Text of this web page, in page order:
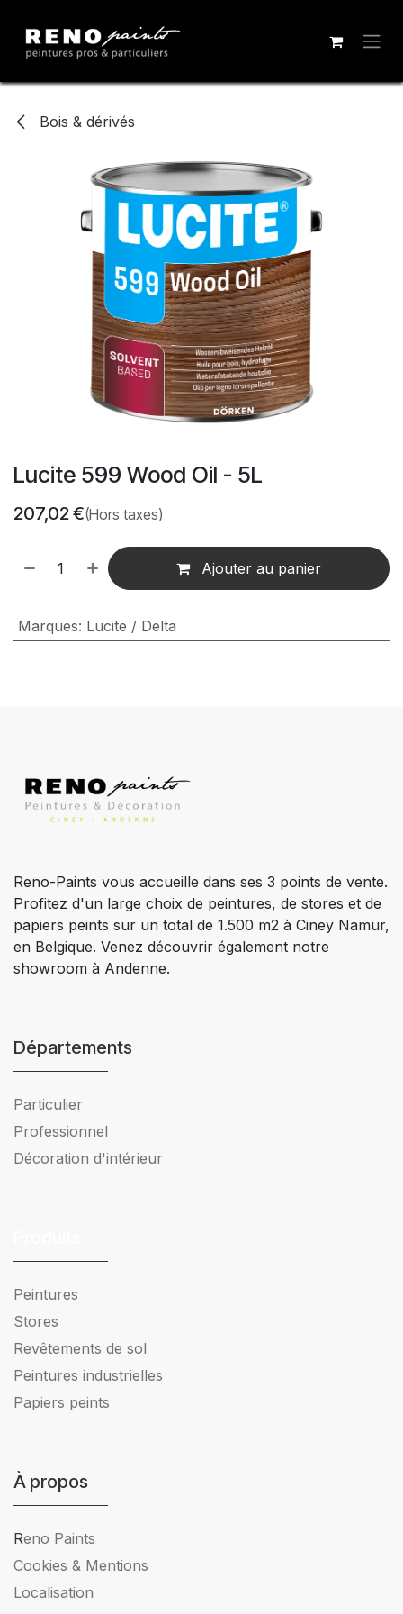
Bois & dérivés
Lucite 599 Wood Oil - 5L
207,02€(Hors taxes)
Ajouter au panier
Marques: Lucite / Delta
Reno-Paints vous accueille dans ses 3 points de vente.
Profitez d'un large choix de peintures, de stores et de
papiers peints sur un total de 1.500 m2 à Ciney Namur,
en Belgique. Venez découvrir également notre
showroom à Andenne.
Départements
Particulier
Professionnel
Décoration d'intérieur
Peintures
Stores
Revêtements de sol
Peintures industrielles
Papiers peints
À propos
Reno Paints
Cookies & Mentions
Localisation